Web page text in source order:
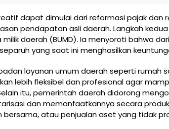
dapat dimulai dari reformasi pajak dan
pendapatan asli daerah. Langkah
daerah (BUMD). Ia menyoroti bahwa
yang saat ini menghasilkan
layanan umum daerah seperti rumah
lebih fleksibel dan profesional agar
itu, pemerintah daerah didorong
dan memanfaatkannya secara
bersama, atau penjualan aset yang tidak